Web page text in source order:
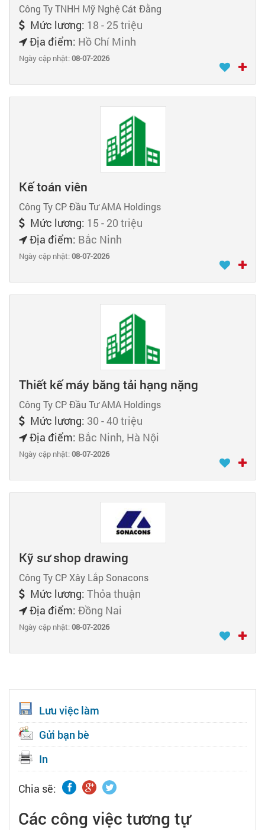
Công Ty TNHH Mỹ Nghệ Cát Đằng
Mức lương: 18 - 25 triệu
Địa điểm: Hồ Chí Minh
Ngày cập nhật:08-07-2026
Kế toán viên
Công Ty CP Đầu Tư AMA Holdings
Mức lương: 15 - 20 triệu
Địa điểm: Bắc Ninh
Ngày cập nhật:08-07-2026
Thiết kế máy băng tải hạng nặng
Công Ty CP Đầu Tư AMA Holdings
Mức lương: 30 - 40 triệu
Địa điểm: Bắc Ninh, Hà Nội
Ngày cập nhật:08-07-2026
Kỹ sư shop drawing
Công Ty CP Xây Lắp Sonacons
Mức lương: Thỏa thuận
Địa điểm: Đồng Nai
Ngày cập nhật:08-07-2026
Lưu việc làm
Gửi bạn bè
In
Chia sẽ:
Các công việc tương tự